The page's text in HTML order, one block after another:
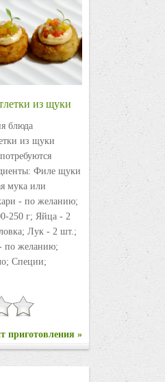
из щуки
блюда
из щуки
Филе щуки
мука или
- по желанию;
250 г; Яйца - 2
Лук - 2 шт.;
по желанию;
Специи;
приготовления »